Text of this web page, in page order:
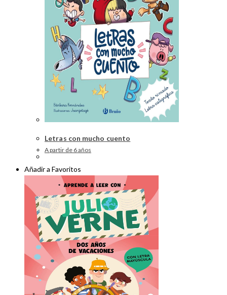
Letras con mucho cuento
A partir de 6 años
Añadir a Favoritos